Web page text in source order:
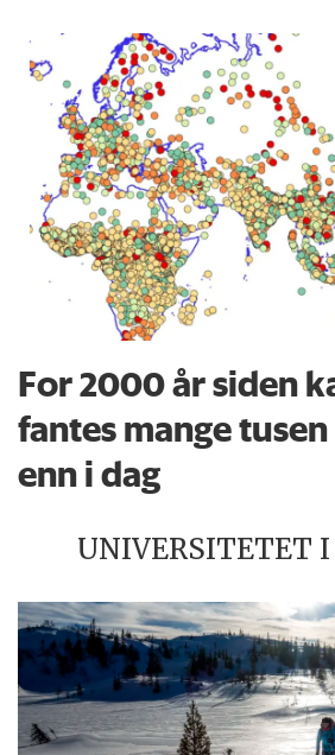
For 2000 år siden
fantes mange
enn i dag
UNIVERSITETET I